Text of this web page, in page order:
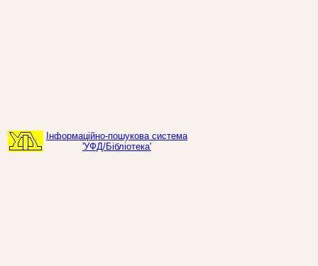
Інформаційно-пошукова система
'УФД/Бібліотека'